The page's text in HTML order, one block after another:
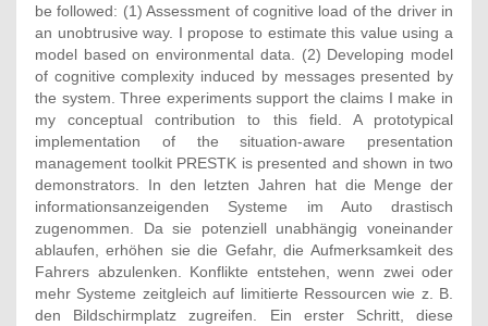
be followed: (1) Assessment of cognitive load of the driver in
an unobtrusive way. I propose to estimate this value using a
model based on environmental data. (2) Developing model
of cognitive complexity induced by messages presented by
the system. Three experiments support the claims I make in
my conceptual contribution to this field. A prototypical
implementation of the situation-aware presentation
management toolkit PRESTK is presented and shown in two
demonstrators. In den letzten Jahren hat die Menge der
informationsanzeigenden Systeme im Auto drastisch
zugenommen. Da sie potenziell unabhängig voneinander
ablaufen, erhöhen sie die Gefahr, die Aufmerksamkeit des
Fahrers abzulenken. Konflikte entstehen, wenn zwei oder
mehr Systeme zeitgleich auf limitierte Ressourcen wie z. B.
den Bildschirmplatz zugreifen. Ein erster Schritt, diese